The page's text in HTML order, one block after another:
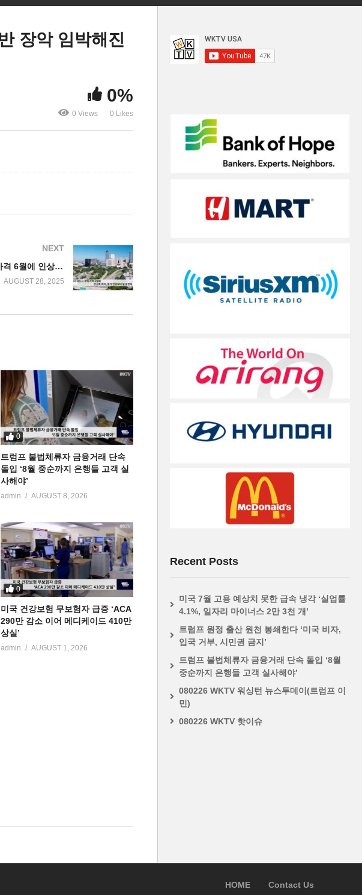
장악 임박해진
0%
0 Views 0 Likes
NEXT
미국 대도시 주택 가격 6월에 인상폭 최저, 물가 인상보다 덜 올랐다
AUGUST 28, 2025
0
트럼프 불법체류자 금융거래 단속
돌입 ‘8월 중순까지 은행들 고객 실
사해야’
admin AUGUST 8, 2026
0
미국 건강보험 무보험자 급증 ‘ACA
290만 감소 이어 메디케이드 410만
상실’
admin AUGUST 1, 2026
Recent Posts
미국 7월 고용 예상치 못한 급속 냉각 ‘실업률
4.1%, 일자리 마이너스 2만 3천 개’
트럼프 원정 출산 원천 봉쇄한다 ‘미국 비자,
입국 거부, 시민권 금지’
트럼프 불법체류자 금융거래 단속 돌입 ‘8월
중순까지 은행들 고객 실사해야’
080226 WKTV 워싱턴 뉴스투데이(트럼프 이
민)
080226 WKTV 핫이슈
HOME Contact Us